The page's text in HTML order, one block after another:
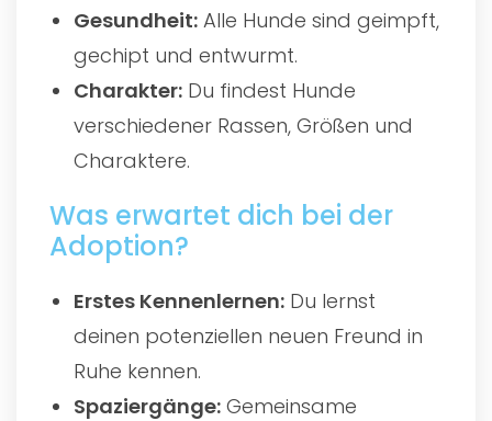
Gesundheit: Alle Hunde sind geimpft,
gechipt und entwurmt.
Charakter: Du findest Hunde
verschiedener Rassen, Größen und
Charaktere.
Was erwartet dich bei der
Adoption?
Erstes Kennenlernen: Du lernst
deinen potenziellen neuen Freund in
Ruhe kennen.
Spaziergänge: Gemeinsame